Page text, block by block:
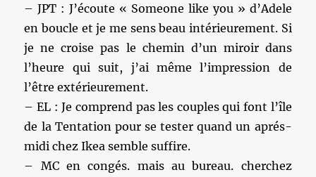
– JPT : J’écoute « Someone like you » d’Adele
en boucle et je me sens beau intérieurement. Si
je ne croise pas le chemin d’un miroir dans
l’heure qui suit, j’ai même l’impression de
l’être extérieurement.
– EL : Je comprend pas les couples qui font l’île
de la Tentation pour se tester quand un aprés-
midi chez Ikea semble suffire.
– MC en congés. mais au bureau. cherchez